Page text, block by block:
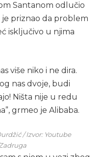
Santanom odlučio
priznao da problem
isključivo u njima
više niko i ne dira.
nas dvoje, budi
Ništa nije u redu
grmeo je Alibaba.
/ Izvor: Youtube